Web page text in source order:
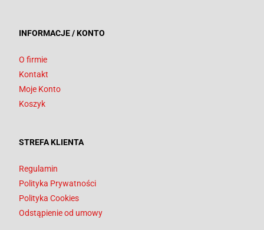
INFORMACJE / KONTO
O firmie
Kontakt
Moje Konto
Koszyk
STREFA KLIENTA
Regulamin
Polityka Prywatności
Polityka Cookies
Odstąpienie od umowy